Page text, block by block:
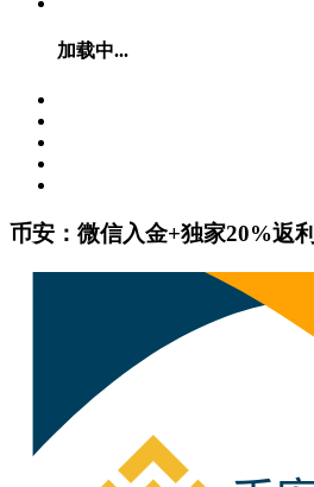
加载中...
币安：微信入金+独家20%返利